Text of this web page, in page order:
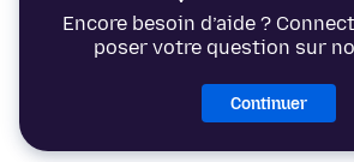
Encore besoin d’aide ?
poser votre question sur
Continuer